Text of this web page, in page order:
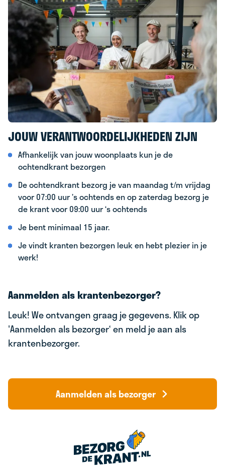
JOUW VERANTWOORDELIJKHEDEN ZIJN
Afhankelijk van jouw woonplaats kun je de
ochtendkrant bezorgen
De ochtendkrant bezorg je van maandag t/m vrijdag
voor 07:00 uur ’s ochtends en op zaterdag bezorg je
de krant voor 09:00 uur ‘s ochtends
Je bent minimaal 15 jaar.
Je vindt kranten bezorgen leuk en hebt plezier in je
werk!
Aanmelden als krantenbezorger?
Leuk! We ontvangen graag je gegevens. Klik op
'Aanmelden als bezorger‘ en meld je aan als
krantenbezorger.
Aanmelden als bezorger